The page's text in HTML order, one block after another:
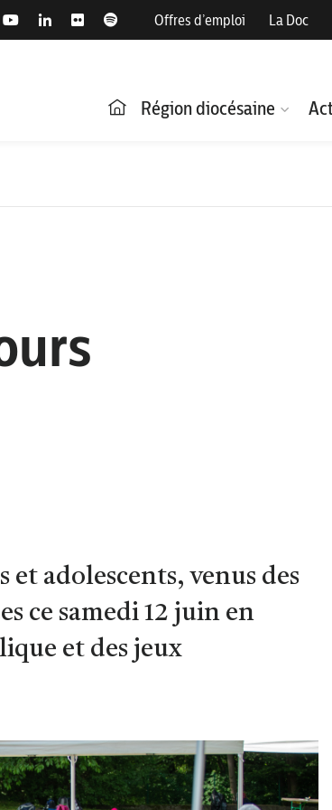
Offres d’emploi La Doc
Région diocésaine
et adolescents, venus des
ce samedi 12 juin en
et des jeux